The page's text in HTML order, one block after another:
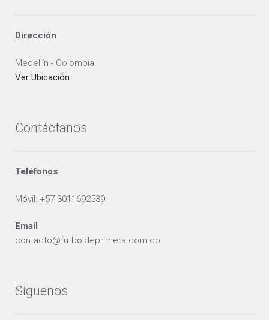
Dirección
Medellín - Colombia
Ver Ubicación
Contáctanos
Teléfonos
Móvil: +57 3011692539
Email
contacto@futboldeprimera.com.co
Síguenos